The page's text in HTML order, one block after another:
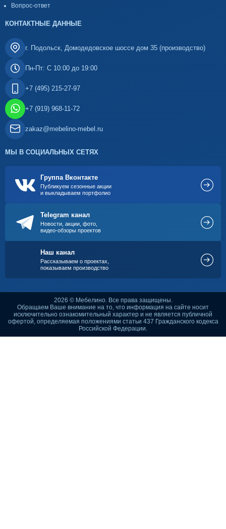
Вопрос-ответ
КОНТАКТНЫЕ ДАННЫЕ
г. Подольск, Домодедовское шоссе дом 35 (производство)
Пн-Пт: С 10:00 до 19:00
+7 (495) 215-27-97
+7 (919) 968-11-72
zakaz@mebelino-mebel.ru
МЫ В СОЦИАЛЬНЫХ СЕТЯХ
Группа Вконтакте
Публикуем сезонные акции
и выкладываем портфолио
Telegram канал
Новости, акции, фото,
видео-обзоры проектов
Наш канал
Рассказываем о проектах,
показываем производство
2026 © Мебелино. Все права защищены.
Обращаем Ваше внимание на то, что информация на сайте носит
исключительно ознакомительный характер и не является публичной
офертой, определяемая положениями статьи 437 Гражданского кодекса
Российской Федерации.